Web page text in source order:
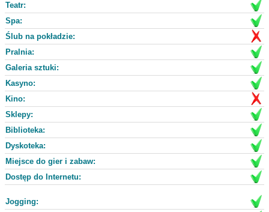
Teatr:
Spa:
Ślub na pokładzie:
Pralnia:
Galeria sztuki:
Kasyno:
Kino:
Sklepy:
Biblioteka:
Dyskoteka:
Miejsce do gier i zabaw:
Dostęp do Internetu:
Jogging: